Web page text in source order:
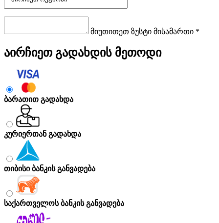
მიუთითეთ ზუსტი მისამართი *
აირჩიეთ გადახდის მეთოდი
ბარათით გადახდა
კურიერთან გადახდა
თიბისი ბანკის განვადება
საქართველოს ბანკის განვადება